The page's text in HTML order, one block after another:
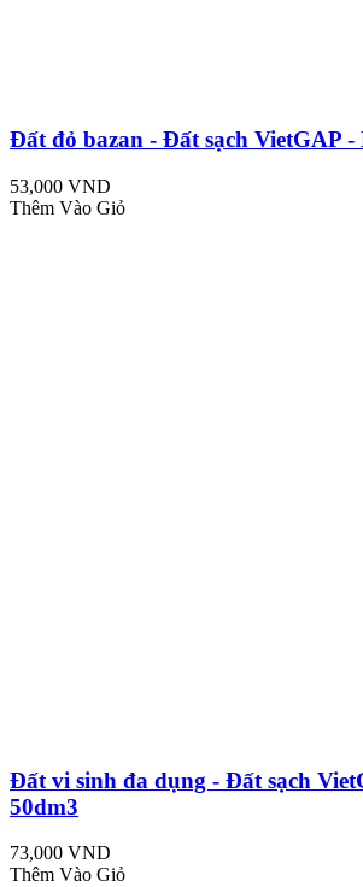
Đất đỏ bazan - Đất sạch VietGAP -
53,000 VND
Thêm Vào Giỏ
Đất vi sinh đa dụng - Đất sạch
50dm3
73,000 VND
Thêm Vào Giỏ